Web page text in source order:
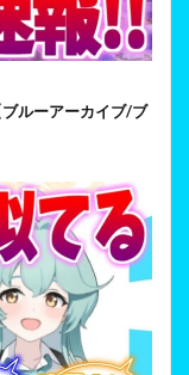
ルーアーカイブ/ブ